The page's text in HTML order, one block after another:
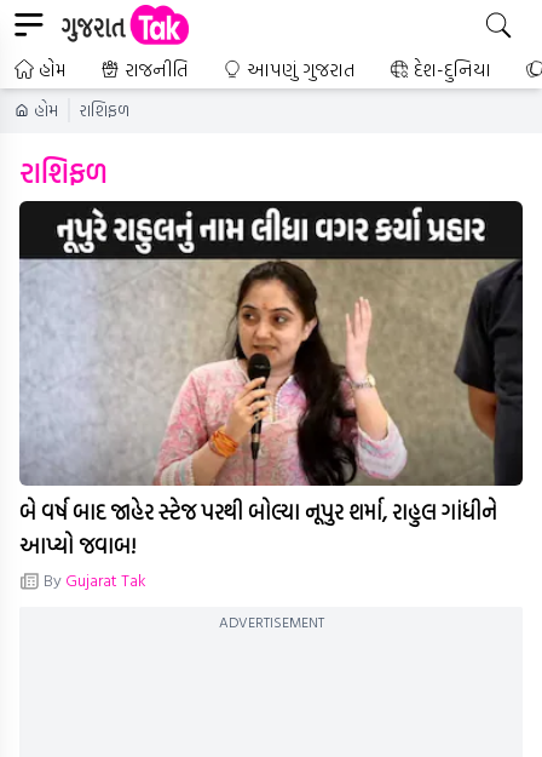
હોમ રાજનીતિ આપણું ગુજરાત દેશ-દુનિયા
હોમ રાશિફળ
રાશિફળ
બે વર્ષ બાદ જાહેર સ્ટેજ પરથી બોલ્યા નૂપુર શર્મા, રાહુલ ગાંધીને
આપ્યો જવાબ!
ByGujarat Tak
ADVERTISEMENT